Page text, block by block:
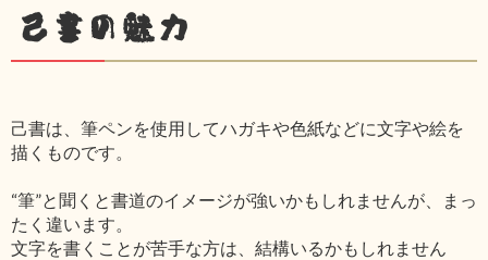
己書の魅力
己書は、筆ペンを使用してハガキや色紙などに文字や絵を
描くものです。
“筆”と聞くと書道のイメージが強いかもしれませんが、まっ
たく違います。
文字を書くことが苦手な方は、結構いるかもしれません